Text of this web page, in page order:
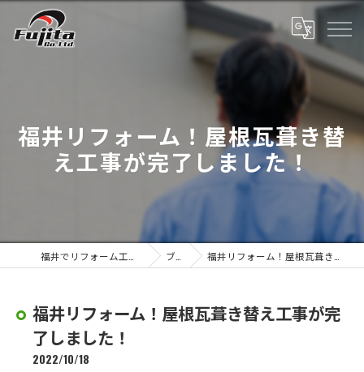
福井リフォーム！屋根瓦葺き替
え工事が完了しました！
ブログ 福井リフォーム！屋根瓦葺き替え工事が完了しました！
福井リフォーム！屋根瓦葺き替え工事が完
了しました！
2022/10/18